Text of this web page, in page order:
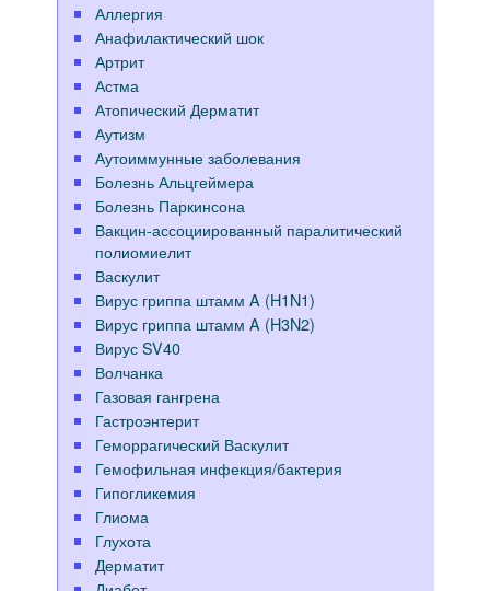
Аллергия
Анафилактический шок
Артрит
Астма
Атопический Дерматит
Аутизм
Аутоиммунные заболевания
Болезнь Альцгеймера
Болезнь Паркинсона
Вакцин-ассоциированный паралитический
полиомиелит
Васкулит
Вирус гриппа штамм A (H1N1)
Вирус гриппа штамм A (H3N2)
Вирус SV40
Волчанка
Газовая гангрена
Гастроэнтерит
Геморрагический Васкулит
Гемофильная инфекция/бактерия
Гипогликемия
Глиома
Глухота
Дерматит